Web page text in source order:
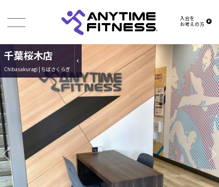
入会を
お考えの方
千葉桜木店
Chibasakuragi | ちばさくらぎ